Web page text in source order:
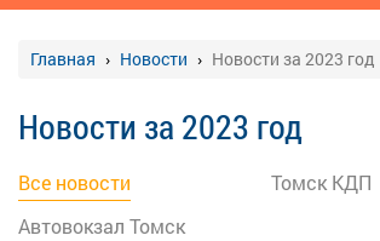
Главная Новости Новости за 2023 год
Новости за 2023 год
Все новости
Томск КДП
Автовокзал Томск